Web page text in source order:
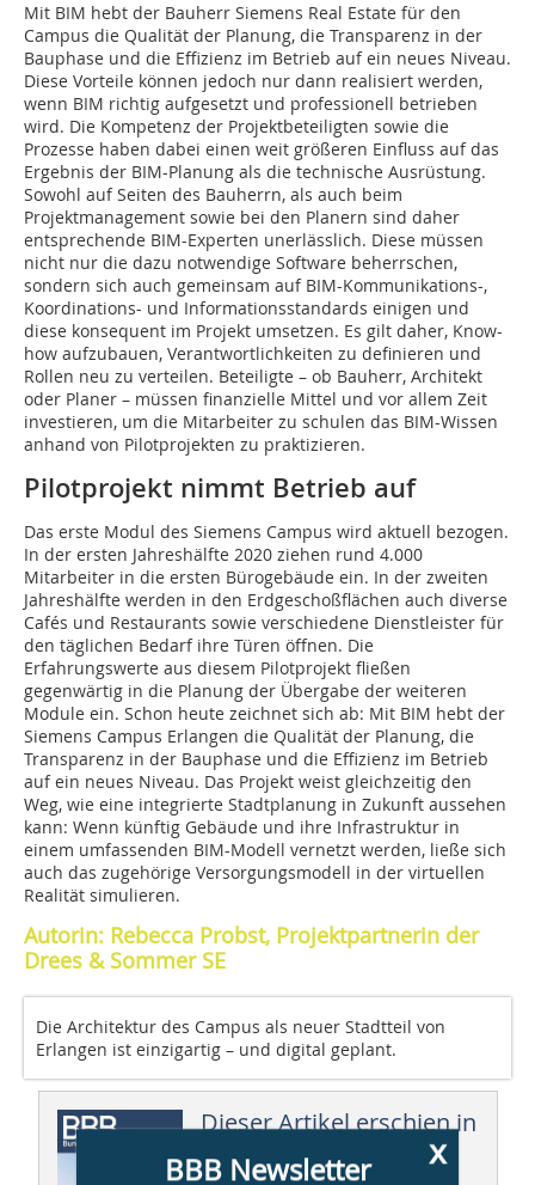
Mit BIM hebt der Bauherr Siemens Real Estate für den
Campus die Qualität der Planung, die Transparenz in der
Bauphase und die Effizienz im Betrieb auf ein neues Niveau.
Diese Vorteile können jedoch nur dann realisiert werden,
wenn BIM richtig aufgesetzt und professionell betrieben
wird. Die Kompetenz der Projektbeteiligten sowie die
Prozesse haben dabei einen weit größeren Einfluss auf das
Ergebnis der BIM-Planung als die technische Ausrüstung.
Sowohl auf Seiten des Bauherrn, als auch beim
Projektmanagement sowie bei den Planern sind daher
entsprechende BIM-Experten unerlässlich. Diese müssen
nicht nur die dazu notwendige Software beherrschen,
sondern sich auch gemeinsam auf BIM-Kommunikations-,
Koordinations- und Informationsstandards einigen und
diese konsequent im Projekt umsetzen. Es gilt daher, Know-
how aufzubauen, Verantwortlichkeiten zu definieren und
Rollen neu zu verteilen. Beteiligte – ob Bauherr, Architekt
oder Planer – müssen finanzielle Mittel und vor allem Zeit
investieren, um die Mitarbeiter zu schulen das BIM-Wissen
anhand von Pilotprojekten zu praktizieren.
Pilotprojekt nimmt Betrieb auf
Das erste Modul des Siemens Campus wird aktuell bezogen.
In der ersten Jahreshälfte 2020 ziehen rund 4.000
Mitarbeiter in die ersten Bürogebäude ein. In der zweiten
Jahreshälfte werden in den Erdgeschoßflächen auch diverse
Cafés und Restaurants sowie verschiedene Dienstleister für
den täglichen Bedarf ihre Türen öffnen. Die
Erfahrungswerte aus diesem Pilotprojekt fließen
gegenwärtig in die Planung der Übergabe der weiteren
Module ein. Schon heute zeichnet sich ab: Mit BIM hebt der
Siemens Campus Erlangen die Qualität der Planung, die
Transparenz in der Bauphase und die Effizienz im Betrieb
auf ein neues Niveau. Das Projekt weist gleichzeitig den
Weg, wie eine integrierte Stadtplanung in Zukunft aussehen
kann: Wenn künftig Gebäude und ihre Infrastruktur in
einem umfassenden BIM-Modell vernetzt werden, ließe sich
auch das zugehörige Versorgungsmodell in der virtuellen
Realität simulieren.
Autorin: Rebecca Probst, Projektpartnerin der
Drees & Sommer SE
Die Architektur des Campus als neuer Stadtteil von
Erlangen ist einzigartig – und digital geplant.
Dieser Artikel erschien in
BBB 11/2020 x
BBB Newsletter